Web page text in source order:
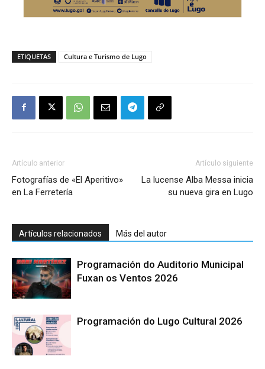
ETIQUETAS Cultura e Turismo de Lugo
Artículo anterior
Fotografías de «El Aperitivo»
en La Ferretería
Artículo siguiente
La lucense Alba Messa inicia
su nueva gira en Lugo
Artículos relacionados Más del autor
Programación do Auditorio Municipal
Fuxan os Ventos 2026
Programación do Lugo Cultural 2026